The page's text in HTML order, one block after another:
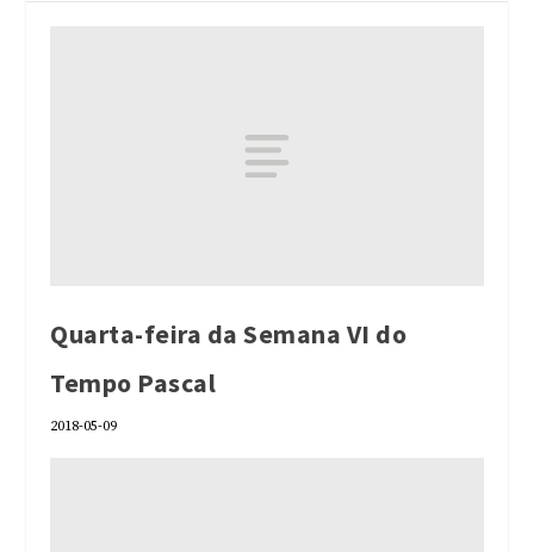
Quarta-feira da Semana VI do
Tempo Pascal
2018-05-09